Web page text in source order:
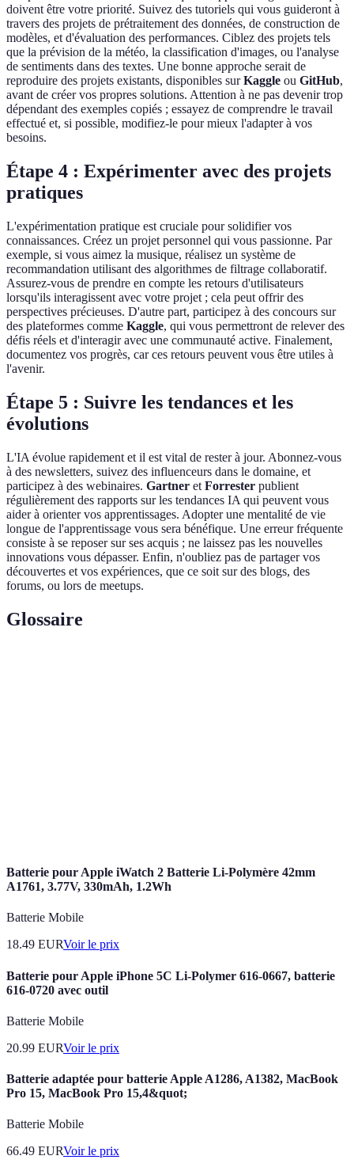
doivent être votre priorité. Suivez des tutoriels qui vous guideront à
travers des projets de prétraitement des données, de construction de
modèles, et d'évaluation des performances. Ciblez des projets tels
que la prévision de la météo, la classification d'images, ou l'analyse
de sentiments dans des textes. Une bonne approche serait de
reproduire des projets existants, disponibles surKaggle ou GitHub,
avant de créer vos propres solutions. Attention à ne pas devenir trop
dépendant des exemples copiés ; essayez de comprendre le travail
effectué et, si possible, modifiez-le pour mieux l'adapter à vos
besoins.
Étape 4 : Expérimenter avec des projets
pratiques
L'expérimentation pratique est cruciale pour solidifier vos
connaissances. Créez un projet personnel qui vous passionne. Par
exemple, si vous aimez la musique, réalisez un système de
recommandation utilisant des algorithmes de filtrage collaboratif.
Assurez-vous de prendre en compte les retours d'utilisateurs
lorsqu'ils interagissent avec votre projet ; cela peut offrir des
perspectives précieuses. D'autre part, participez à des concours sur
des plateformes comme Kaggle, qui vous permettront de relever des
défis réels et d'interagir avec une communauté active. Finalement,
documentez vos progrès, car ces retours peuvent vous être utiles à
l'avenir.
Étape 5 : Suivre les tendances et les
évolutions
L'IA évolue rapidement et il est vital de rester à jour. Abonnez-vous
à des newsletters, suivez des influenceurs dans le domaine, et
participez à des webinaires. Gartner et Forrester publient
régulièrement des rapports sur les tendances IA qui peuvent vous
aider à orienter vos apprentissages. Adopter une mentalité de vie
longue de l'apprentissage vous sera bénéfique. Une erreur fréquente
consiste à se reposer sur ses acquis ; ne laissez pas les nouvelles
innovations vous dépasser. Enfin, n'oubliez pas de partager vos
découvertes et vos expériences, que ce soit sur des blogs, des
forums, ou lors de meetups.
Glossaire
Batterie pour Apple iWatch 2 Batterie Li-Polymère 42mm
A1761, 3.77V, 330mAh, 1.2Wh
Batterie Mobile
18.49 EURVoir le prix
Batterie pour Apple iPhone 5C Li-Polymer 616-0667, batterie
616-0720 avec outil
Batterie Mobile
20.99 EURVoir le prix
Batterie adaptée pour batterie Apple A1286, A1382, MacBook
Pro 15, MacBook Pro 15,4&quot;
Batterie Mobile
66.49 EURVoir le prix